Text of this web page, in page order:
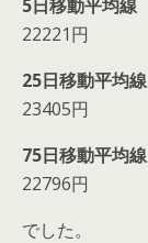
5日移動平均線
22221円
25日移動平均線
23405円
75日移動平均線
22796円
でした。